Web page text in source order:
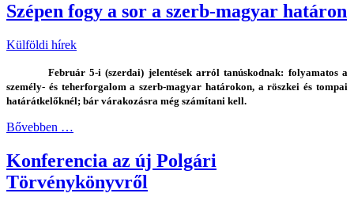
Szépen fogy a sor a szerb-magyar határon
Külföldi hírek
Február 5-i (szerdai) jelentések arról tanúskodnak: folyamatos a
személy- és teherforgalom a szerb-magyar határokon, a röszkei és tompai
határátkelőknél; bár várakozásra még számítani kell.
Bővebben …
Konferencia az új Polgári
Törvénykönyvről